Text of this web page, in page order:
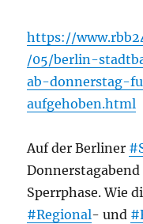
https://
/05/berlin-
ab-donnerstag-
aufgehoben.html
Auf der Berliner
Donnerstagabend
Sperrphase. Wie
#Regional- und